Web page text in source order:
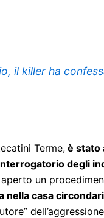
il killer ha
Terme, è stato
degli
un
nella casa